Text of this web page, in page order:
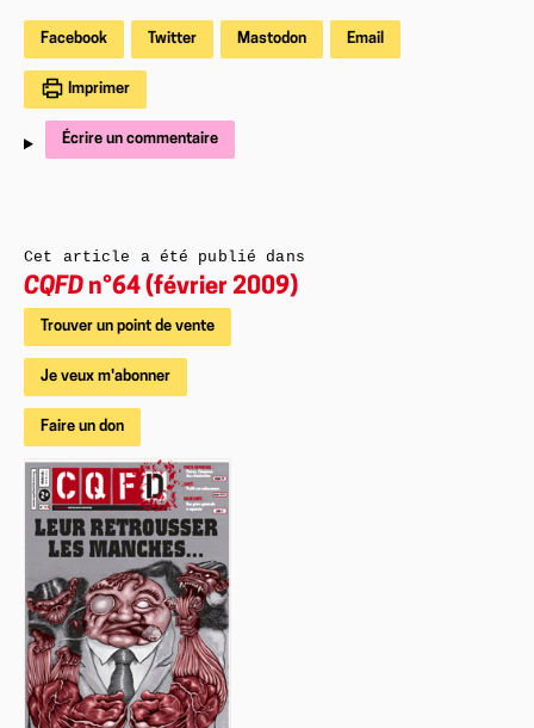
Facebook Twitter Mastodon Email
Imprimer
Écrire un commentaire
Cet article a été publié dans
CQFD n°64 (février 2009)
Trouver un point de vente
Je veux m'abonner
Faire un don